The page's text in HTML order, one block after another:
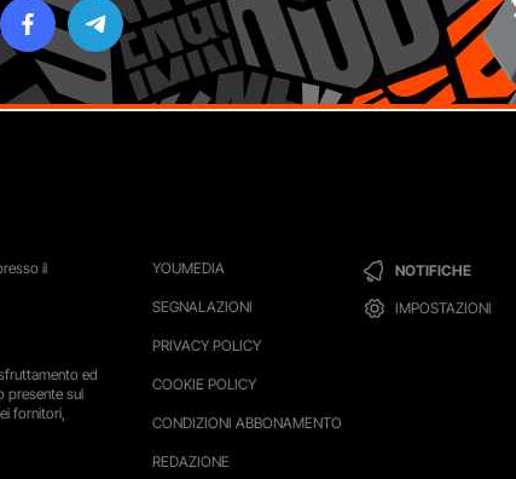
YOUMEDIA
SEGNALAZIONI
PRIVACY POLICY
COOKIE POLICY
CONDIZIONI ABBONAMENTO
REDAZIONE
NOTIFICHE
IMPOSTAZIONI
il
ed
presente sul
fornitori,